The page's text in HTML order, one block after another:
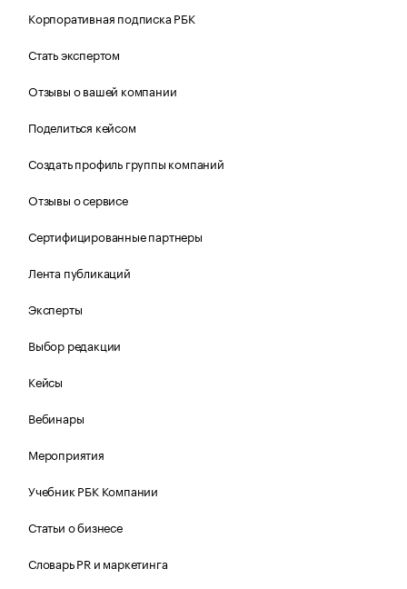
Корпоративная подписка РБК
Стать экспертом
Отзывы о вашей компании
Поделиться кейсом
Создать профиль группы компаний
Отзывы о сервисе
Сертифицированные партнеры
Лента публикаций
Эксперты
Выбор редакции
Кейсы
Вебинары
Мероприятия
Учебник РБК Компании
Статьи о бизнесе
Словарь PR и маркетинга